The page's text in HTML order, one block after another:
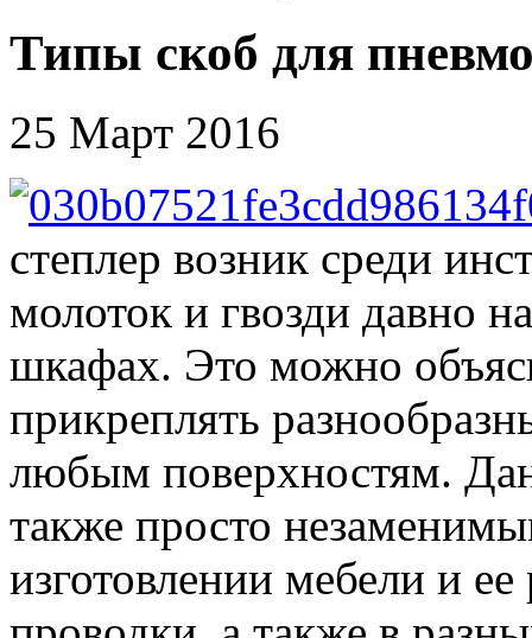
Типы скоб для
25 Март 2016
степлер возник среди
молоток и гвозди давно
шкафах. Это можно
прикреплять
любым поверхностям.
также просто
изготовлении мебели и